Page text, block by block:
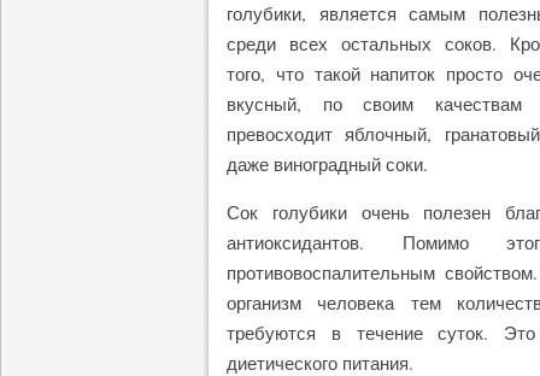
голубики, является самым
среди всех остальных соков.
того, что такой напиток просто
вкусный, по своим качествам
превосходит яблочный,
даже виноградный соки.
Сок голубики очень полезен
антиоксидантов. Помимо
противовоспалительным
организм человека тем
требуются в течение суток.
диетического питания.